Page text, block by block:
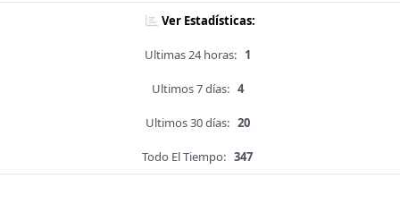
Ver Estadísticas:
Ultimas 24 horas: 1
Ultimos 7 días: 4
Ultimos 30 días: 20
Todo El Tiempo: 347